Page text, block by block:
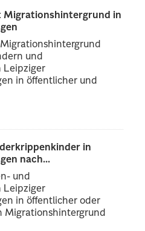
Migrationshintergrund in
und
Leipziger
in öffentlicher und
in
nach...
und
Leipziger
in öffentlicher oder
Migrationshintergrund